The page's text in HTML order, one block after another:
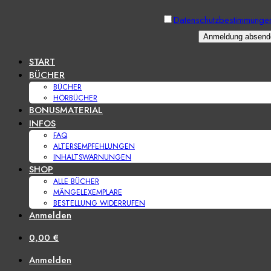
START
BÜCHER
BÜCHER
HÖRBÜCHER
BONUSMATERIAL
INFOS
FAQ
ALTERSEMPFEHLUNGEN
INHALTSWARNUNGEN
SHOP
ALLE BÜCHER
MÄNGELEXEMPLARE
BESTELLUNG WIDERRUFEN
Anmelden
0,00 €
Anmelden